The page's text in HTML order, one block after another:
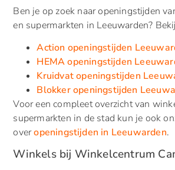
Ben je op zoek naar openingstijden
en supermarkten in Leeuwarden?
Action openingstijden
HEMA openingstijden
Kruidvat openingstijden
Blokker openingstijden
Voor een compleet overzicht van
supermarkten in de stad kun je ook
overopeningstijden in Leeuwarden.
Winkels bij Winkelcentrum